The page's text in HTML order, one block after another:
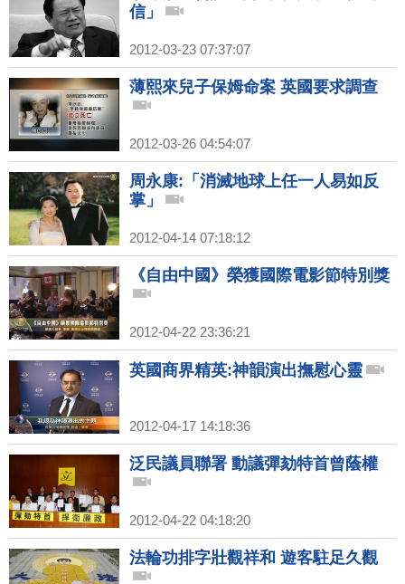
信」
2012-03-23 07:37:07
薄熙來兒子保姆命案 英國要求調查
2012-03-26 04:54:07
周永康:「消滅地球上任一人易如反
掌」
2012-04-14 07:18:12
《自由中國》榮獲國際電影節特別獎
2012-04-22 23:36:21
英國商界精英:神韻演出撫慰心靈
2012-04-17 14:18:36
泛民議員聯署 動議彈劾特首曾蔭權
2012-04-22 04:18:20
法輪功排字壯觀祥和 遊客駐足久觀